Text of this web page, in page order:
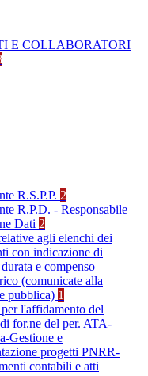
E COLLABORATORI
R.S.P.P. 2
R.P.D. - Responsabile
Dati 2
agli elenchi dei
con indicazione di
e compenso
(comunicate alla
pubblica) 1
l'affidamento del
for.ne del per. ATA-
Gestione e
progetti PNRR-
contabili e atti